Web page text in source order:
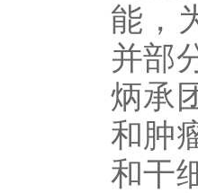
能，
并部
炳承
和肿
和干